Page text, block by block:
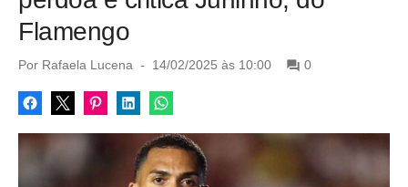
Flamengo
Por Rafaela Lucena
P
s
t
d
o
n
14/02/2025 às 10:00 0